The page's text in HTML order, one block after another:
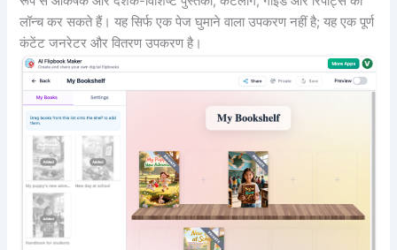
लॉन्च कर सकते हैं। यह सिर्फ एक पेज घुमाने वाला उपकरण नहीं है; यह एक पूर्ण
कंटेंट जनरेटर और वितरण उपकरण है।